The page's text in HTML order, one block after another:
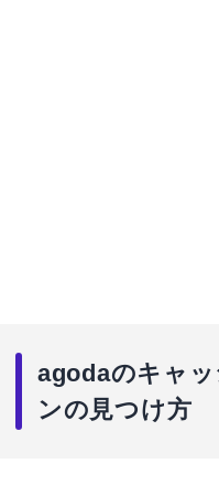
agodaのキャ
ンの見つけ方